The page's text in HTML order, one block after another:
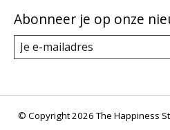
Abonneer je op onze
© Copyright 2026 The Happiness